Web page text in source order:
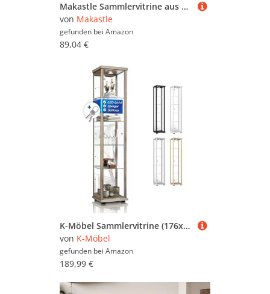
Makastle Sammlervitrine aus Holz mit 6 Fächer, Lagerregale für Spielzeugautos Teeblätter usw, Wandregal für Wohnzimmer Büro, Braun 80x8,5x55 cm Sperrholz
von Makastle
gefunden bei Amazon
89,04 €
K-Möbel Sammlervitrine (176x37x33cm) - Made in Germany - Vitrinenschrank Sonoma Eiche mit 4 höhenverstellbaren Glasböden, Spiegel, Schloss & LED - Glasvitrine Stehend - Display Cabinet
von K-Möbel
gefunden bei Amazon
189,99 €